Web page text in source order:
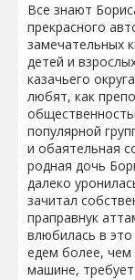
Все знают
прекрасного
замечательных
детей и
казачьего
любят, как
популярной
и обаятельная
родная дочь
далеко
зачитал
праправнук
влюбилась в
едем более, чем
машине,